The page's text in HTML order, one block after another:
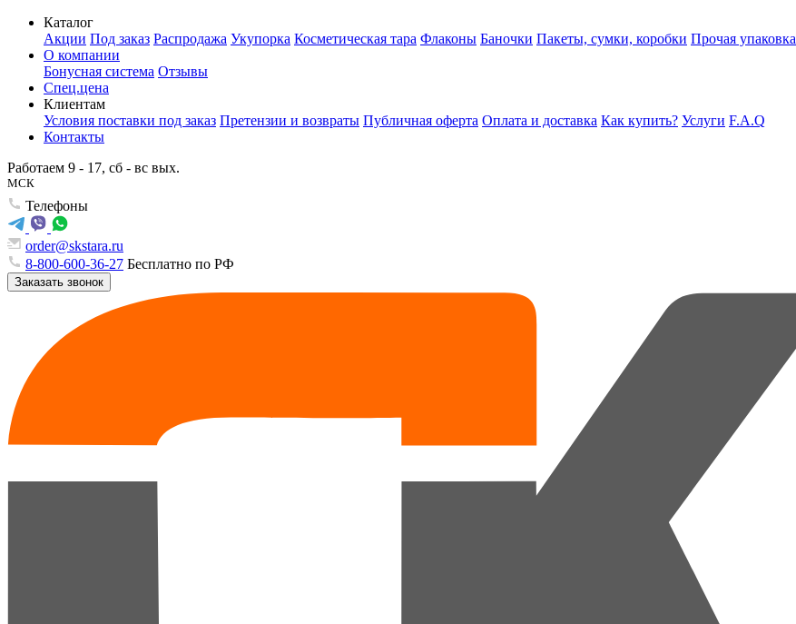
Каталог
Акции Под заказ Распродажа Укупорка Косметическая тара Флаконы Баночки Пакеты, сумки, коробки Прочая упаковка
О компании
Бонусная система Отзывы
Спец.цена
Клиентам
Условия поставки под заказ Претензии и возвраты Публичная оферта Оплата и доставка Как купить? Услуги F.A.Q
Контакты
Работаем 9 - 17, сб - вс вых.
МСК
Телефоны
order@skstara.ru
8-800-600-36-27 Бесплатно по РФ
Заказать звонок